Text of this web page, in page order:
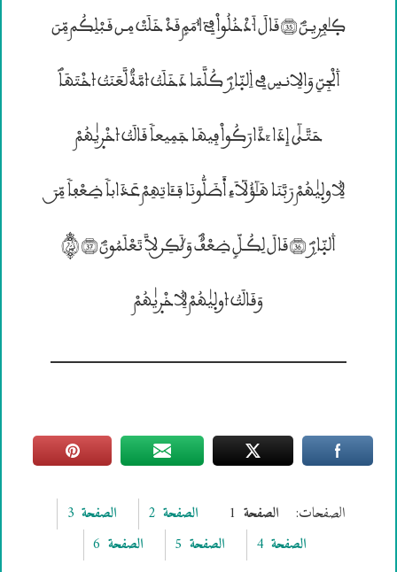
كۭـٰفِرۣيـنَؐ (35) قَالَ ۸دْخُلُواْ فِىٓ ٱُمَمٍ قَدْ خَلَــتْ مِـن قَـبْلِكُم مِّنَ
۰لْجِنِّ وَالِانـسِ فِى ۱لنّۭارۣؐ كُلَّمَا دَخَلَــتُ ۷مَّةٌ لَّعَنَــتُ ۷خْتَهَاؐ
حَتَّـيٰٓ إِذَا “دَّارَكُواْ فِيهَا جَمِيعاً قَالَــتُ ۷خْرۭيٰهُمْ
لُءِولۭيٰهُمْ رَبَّنَا هَـٰٓؤُلآَءِ اَ۬ضَلُّونَا فَــَٔاتِهِمْ عَذَاباً ضِعْفاً مِّــنَ
۰لنّۭارۣؐ (36) قَالَ لِكُـلٍّ ضِعْفٌؐ وَچَكِــن لاَّ تَعْلَمُونَؐ (37) ®
وَقَالَــتُ ۷ولۭيٰهُمْ لُءِخْرۭيٰهُمْ
الصفحات: 1
2
3
4
5
6